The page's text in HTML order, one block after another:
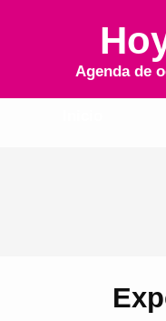
Agenda de